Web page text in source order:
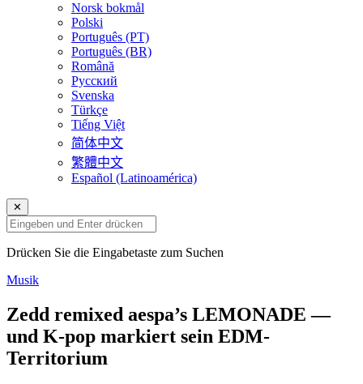
Norsk bokmål
Polski
Português (PT)
Português (BR)
Română
Русский
Svenska
Türkçe
Tiếng Việt
简体中文
繁體中文
Español (Latinoamérica)
✕
Drücken Sie die Eingabetaste zum Suchen
Musik
Zedd remixed aespa’s LEMONADE —
und K-pop markiert sein EDM-
Territorium